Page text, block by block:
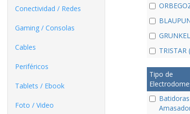
Conectividad / Redes
Gaming / Consolas
Cables
Periféricos
Tablets / Ebook
Foto / Video
TRISTAR
Tipo de
Batidoras